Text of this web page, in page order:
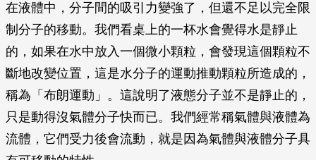
在液體中，分子間的吸引力變強了，但還不足以完全限
制分子的移動。我們看桌上的一杯水會覺得水是靜止
的，如果在水中放入一個微小顆粒，會發現這個顆粒不
斷地改變位置，這是水分子的運動推動顆粒所造成的，
稱為「布朗運動」。這說明了液態分子並不是靜止的，
只是動得沒氣體分子快而已。我們經常稱氣體與液體為
流體，它們受力後會流動，就是因為氣體與液體分子具